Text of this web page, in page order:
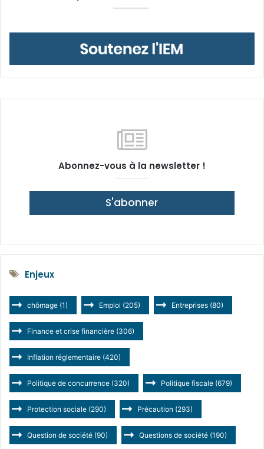
Abonnez-vous à la newsletter !
S'abonner
Enjeux
chômage (1) Emploi (205) Entreprises (80)
Finance et crise financière (306)
Inflation réglementaire (420)
Politique de concurrence (320) Politique fiscale (679)
Protection sociale (290) Précaution (293)
Question de société (90) Questions de société (190)